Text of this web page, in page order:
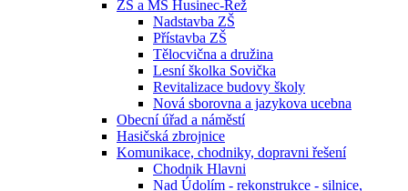
ZŠ a MŠ Husinec-Řež
Nadstavba ZŠ
Přístavba ZŠ
Tělocvična a družina
Lesní školka Sovička
Revitalizace budovy školy
Nová sborovna a jazykova ucebna
Obecní úřad a náměstí
Hasičská zbrojnice
Komunikace, chodniky, dopravni řešení
Chodnik Hlavni
Nad Údolím - rekonstrukce - silnice,